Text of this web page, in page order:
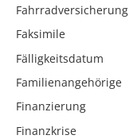
Fahrradversicherung
Faksimile
Fälligkeitsdatum
Familienangehörige
Finanzierung
Finanzkrise